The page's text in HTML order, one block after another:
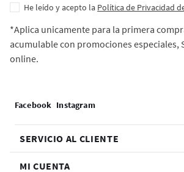
He leído y acepto la Política de Privacidad
*Aplica unicamente para la primera
acumulable con promociones especiales,
online.
SERVICIO AL CLIENTE
MI CUENTA